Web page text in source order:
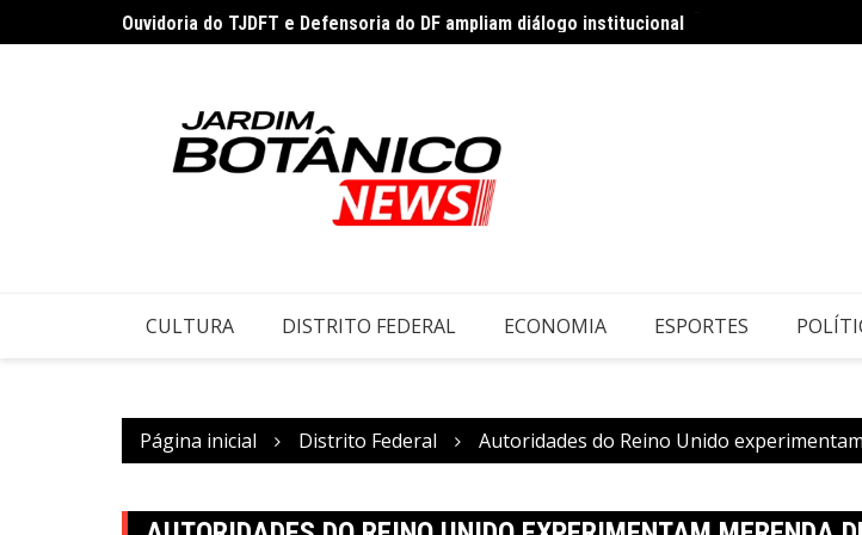
para
Ouvidoria do TJDFT e Defensoria do DF ampliam diálogo institucional
CULTURA DISTRITO FEDERAL ECONOMIA ESPORTES
Página inicial Distrito Federal Autoridades do Reino Unido